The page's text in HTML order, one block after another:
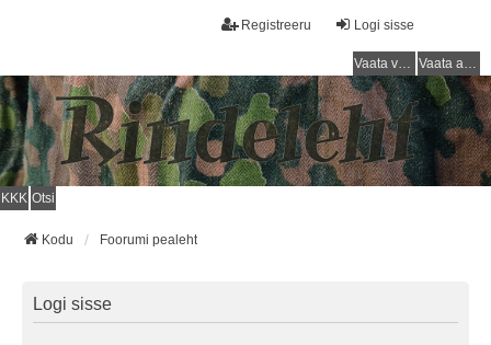
Logi sisse
Registreeru
Vaata vastamata teemasi Vaata aktiivseid teemasid
KKK Otsi
Kodu Foorumi pealeht
Logi sisse